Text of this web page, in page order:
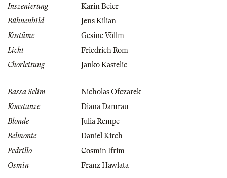
Inszenierung
Karin Beier
Bühnenbild
Jens Kilian
Kostüme
Gesine Völlm
Licht
Friedrich Rom
Chorleitung
Janko Kastelic
Bassa Selim
Nicholas Ofczarek
Konstanze
Diana Damrau
Blonde
Julia Rempe
Belmonte
Daniel Kirch
Pedrillo
Cosmin Ifrim
Osmin
Franz Hawlata